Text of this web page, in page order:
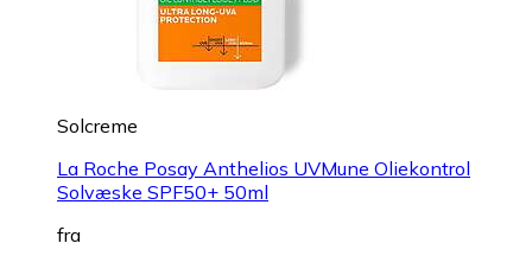
Solcreme
La Roche Posay Anthelios UVMune Oliekontrol
Solvæske SPF50+ 50ml
fra